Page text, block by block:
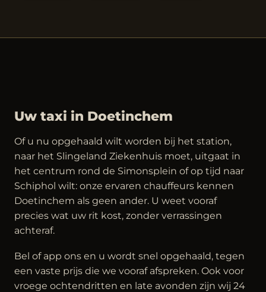
Uw taxi in Doetinchem
Of u nu opgehaald wilt worden bij het station,
naar het Slingeland Ziekenhuis moet, uitgaat in
het centrum rond de Simonsplein of op tijd naar
Schiphol wilt: onze ervaren chauffeurs kennen
Doetinchem als geen ander. U weet vooraf
precies wat uw rit kost, zonder verrassingen
achteraf.
Bel of app ons en u wordt snel opgehaald, tegen
een vaste prijs die we vooraf afspreken. Ook voor
vroege ochtendritten en late avonden zijn wij 24